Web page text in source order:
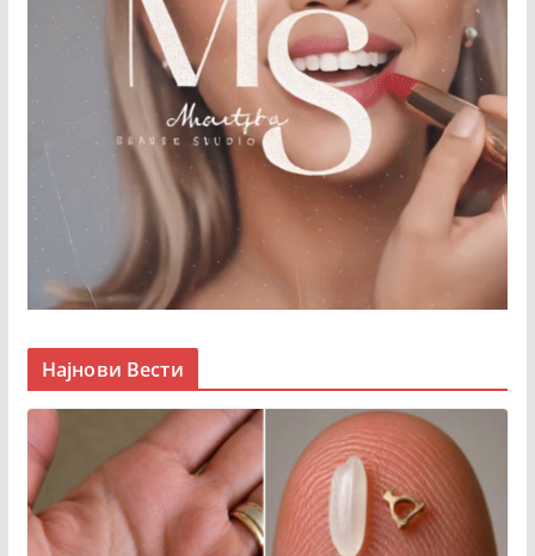
Најнови Вести